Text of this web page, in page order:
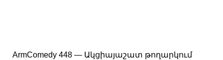
ArmComedy 448 — Ակցիայաշատ թողարկում